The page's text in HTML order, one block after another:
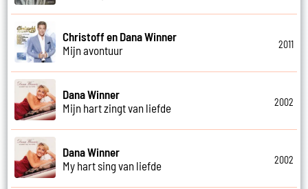
Christoff en Dana Winner
Mijn avontuur
2011
Dana Winner
Mijn hart zingt van liefde
2002
Dana Winner
My hart sing van liefde
2002